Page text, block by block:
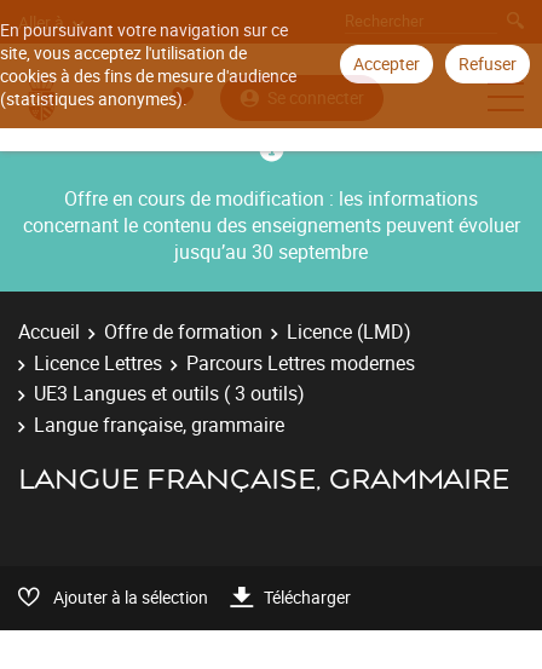
En poursuivant votre navigation sur ce
site, vous acceptez l'utilisation de
cookies à des fins de mesure d'audience
(statistiques anonymes).
Accepter Refuser
Aller à
Se connecter
Offre en cours de modification : les informations
concernant le contenu des enseignements peuvent évoluer
jusqu’au 30 septembre
Accueil Offre de formation
Licence (LMD)
Licence Lettres
Parcours Lettres modernes
UE3 Langues et outils ( 3 outils)
Langue française, grammaire
LANGUE FRANÇAISE, GRAMMAIRE
Ajouter à la sélection Télécharger